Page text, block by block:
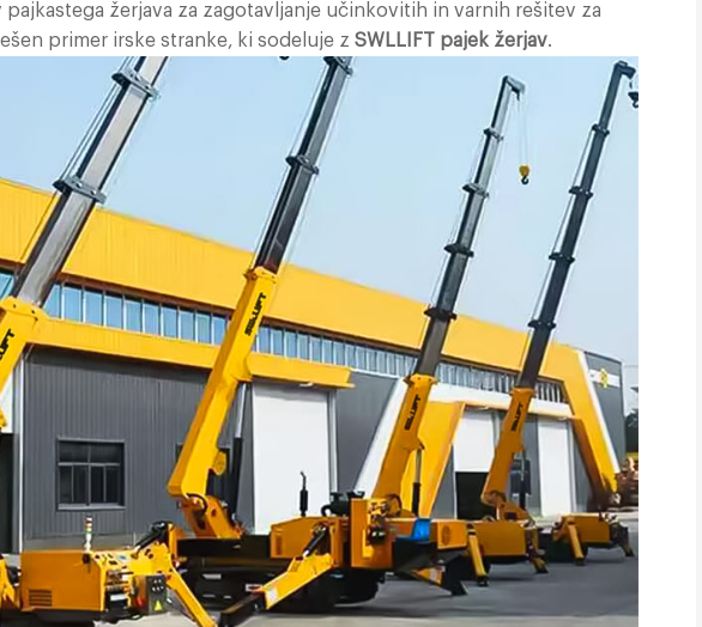
žerjava za zagotavljanje učinkovitih in varnih rešitev za
primer irske stranke, ki sodeluje zSWLLIFT pajek žerjav.